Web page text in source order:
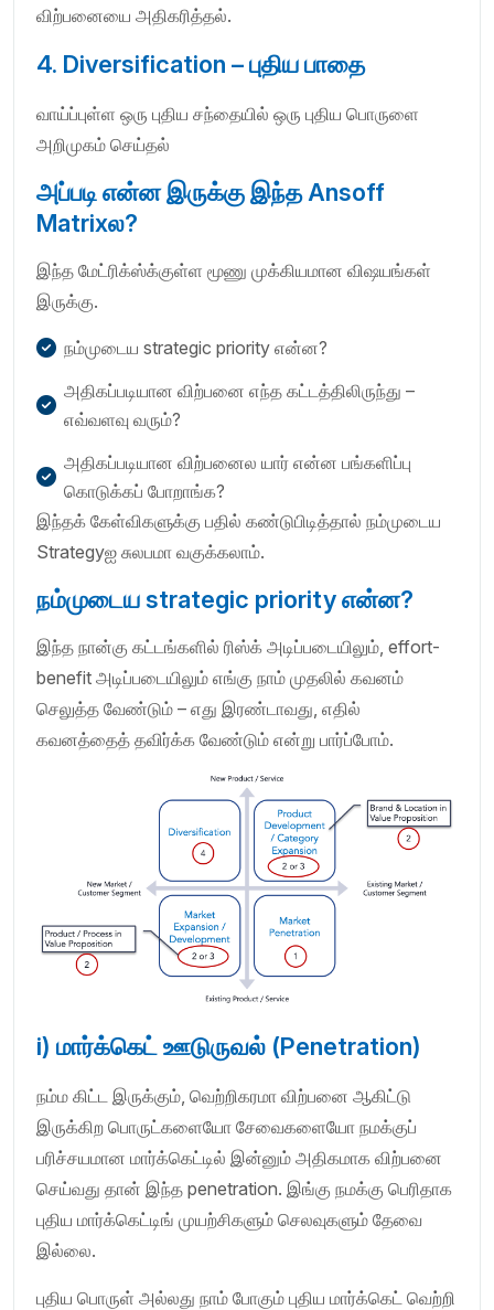
விற்பனையை அதிகரித்தல்.
4. Diversification – புதிய பாதை
வாய்ப்புள்ள ஒரு புதிய சந்தையில் ஒரு புதிய பொருளை
அறிமுகம் செய்தல்
அப்படி என்ன இருக்கு இந்த Ansoff
Matrixல?
இந்த மேட்ரிக்ஸ்க்குள்ள மூணு முக்கியமான விஷயங்கள்
இருக்கு.
நம்முடைய strategic priority என்ன?
அதிகப்படியான விற்பனை எந்த கட்டத்திலிருந்து –
எவ்வளவு வரும்?
அதிகப்படியான விற்பனைல யார் என்ன பங்களிப்பு
கொடுக்கப் போறாங்க?
இந்தக் கேள்விகளுக்கு பதில் கண்டுபிடித்தால் நம்முடைய
Strategyஐ சுலபமா வகுக்கலாம்.
நம்முடைய strategic priority என்ன?
இந்த நான்கு கட்டங்களில் ரிஸ்க் அடிப்படையிலும், effort-
benefit அடிப்படையிலும் எங்கு நாம் முதலில் கவனம்
செலுத்த வேண்டும் – எது இரண்டாவது, எதில்
கவனத்தைத் தவிர்க்க வேண்டும் என்று பார்ப்போம்.
i) மார்க்கெட் ஊடுருவல் (Penetration)
நம்ம கிட்ட இருக்கும், வெற்றிகரமா விற்பனை ஆகிட்டு
இருக்கிற பொருட்களையோ சேவைகளையோ நமக்குப்
பரிச்சயமான மார்க்கெட்டில் இன்னும் அதிகமாக விற்பனை
செய்வது தான் இந்த penetration. இங்கு நமக்கு பெரிதாக
புதிய மார்க்கெட்டிங் முயற்சிகளும் செலவுகளும் தேவை
இல்லை.
புதிய பொருள் அல்லது நாம் போகும் புதிய மார்க்கெட் வெற்றி